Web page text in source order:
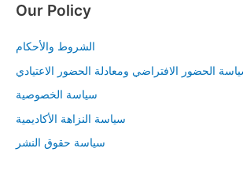
Our Policy
الشروط والأحكام
الحضور الافتراضي ومعادلة الحضور الاعتيادي
سياسة الخصوصية
سياسة النزاهة الأكاديمية
سياسة حقوق النشر